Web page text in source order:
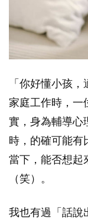
「你好懂小孩
家庭工作時，一
實，身為輔導心
時，的確可能有
當下，能否想起
（笑）。
我也有過「話說